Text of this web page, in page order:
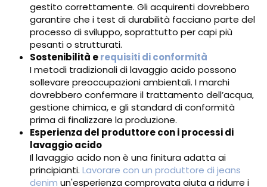
gestito correttamente. Gli acquirenti dovrebbero
garantire che i test di durabilità facciano parte del
processo di sviluppo, soprattutto per capi più
pesanti o strutturati.
Sostenibilità erequisiti di conformità
I metodi tradizionali di lavaggio acido possono
sollevare preoccupazioni ambientali. I marchi
dovrebbero confermare il trattamento dell’acqua,
gestione chimica, e gli standard di conformità
prima di finalizzare la produzione.
Esperienza del produttore con i processi di
lavaggio acido
Il lavaggio acido non è una finitura adatta ai
principianti. Lavorare con un produttore di jeans
denim un'esperienza comprovata aiuta a ridurre i